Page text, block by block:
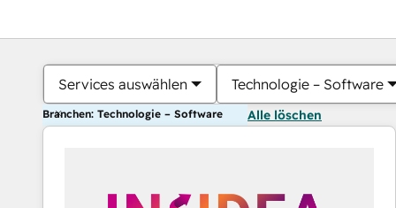
Services auswählen Technologie – Software
Branchen: Technologie – Software Alle löschen